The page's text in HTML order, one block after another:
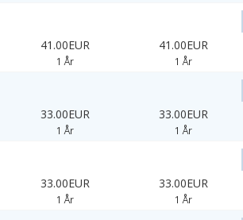
41.00EUR
1 År
41.00EUR
1 År
33.00EUR
1 År
33.00EUR
1 År
33.00EUR
1 År
33.00EUR
1 År